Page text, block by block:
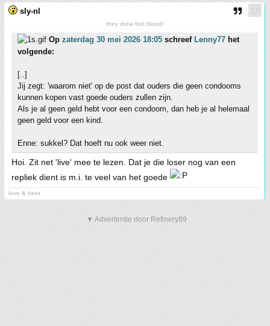
sly-nl
they drew first blood!
Op zaterdag 30 mei 2026 18:05 schreef Lenny77 het
volgende:
[..]
Jij zegt: 'waarom niet' op de post dat ouders die geen condooms
kunnen kopen vast goede ouders zullen zijn.
Als je al geen geld hebt voor een condoom, dan heb je al helemaal
geen geld voor een kind.
Enne: sukkel? Dat hoeft nu ook weer niet.
Hoi. Zit net 'live' mee te lezen. Dat je die loser nog van een
repliek dient is m.i. te veel van het goede
love & heet
▼ Advertentie door Refinery89